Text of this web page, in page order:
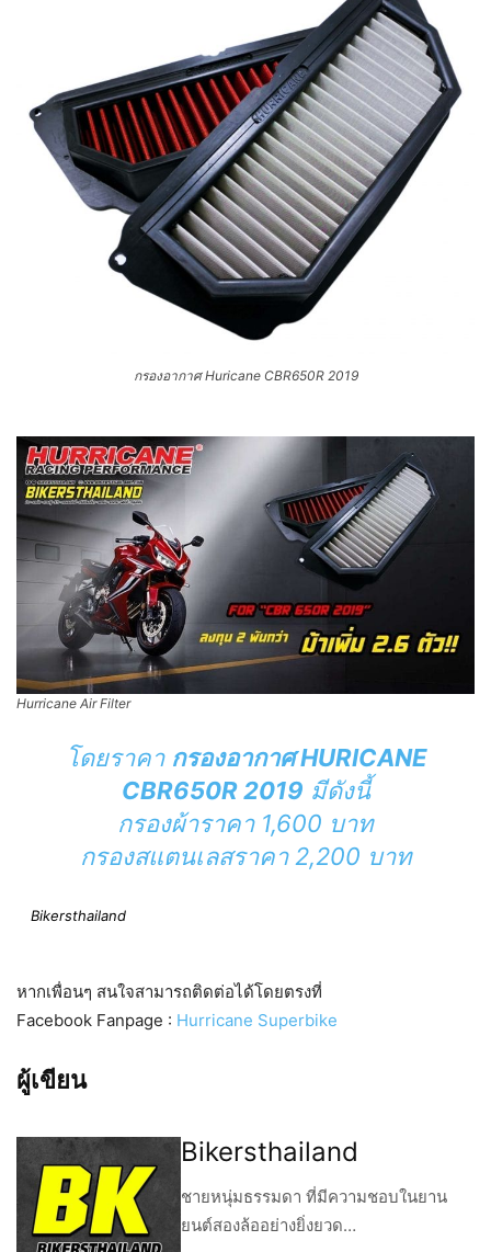
กรองอากาศ Huricane CBR650R 2019
Hurricane Air Filter
โดยราคา กรองอากาศ HURICANE
CBR650R 2019 มีดังนี้
กรองผ้าราคา 1,600 บาท
กรองสแตนเลสราคา 2,200 บาท
Bikersthailand
หากเพื่อนๆ สนใจสามารถติดต่อได้โดยตรงที่
Facebook Fanpage : Hurricane Superbike
ผู้เขียน
Bikersthailand
ชายหนุ่มธรรมดา ที่มีความชอบในยาน
ยนต์สองล้ออย่างยิ่งยวด…